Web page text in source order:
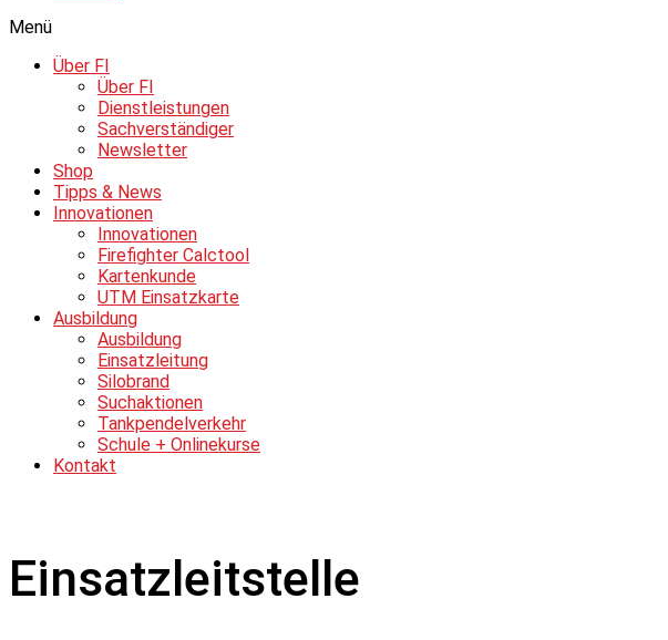
Menü
Über FI
Über FI
Dienstleistungen
Sachverständiger
Newsletter
Shop
Tipps & News
Innovationen
Innovationen
Firefighter Calctool
Kartenkunde
UTM Einsatzkarte
Ausbildung
Ausbildung
Einsatzleitung
Silobrand
Suchaktionen
Tankpendelverkehr
Schule + Onlinekurse
Kontakt
Einsatzleitstelle